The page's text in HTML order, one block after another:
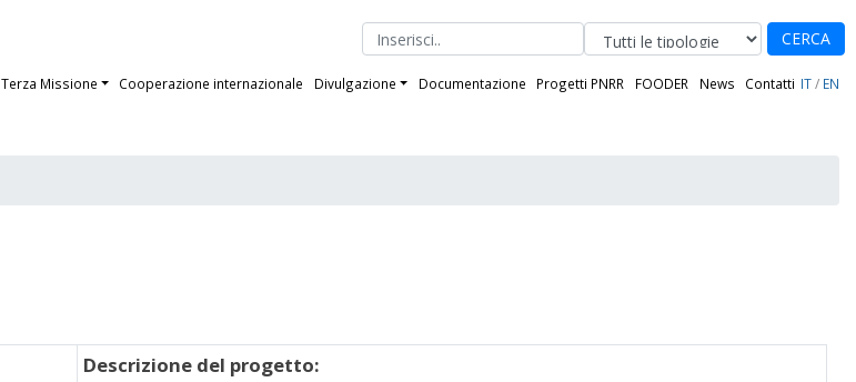
Terza Missione Cooperazione internazionale Divulgazione Documentazione Progetti PNRR FOODER News Contatti IT/ EN
CERCA
Descrizione del progetto: